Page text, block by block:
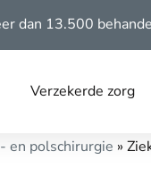
dan 13.500
Verzekerde zorg
en polschirurgie »